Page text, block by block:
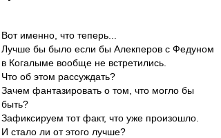
Вот именно, что теперь...
Лучше бы было если бы Алекперов с Федуном
в Когалыме вообще не встретились.
Что об этом рассуждать?
Зачем фантазировать о том, что могло бы
быть?
Зафиксируем тот факт, что уже произошло.
И стало ли от этого лучше?